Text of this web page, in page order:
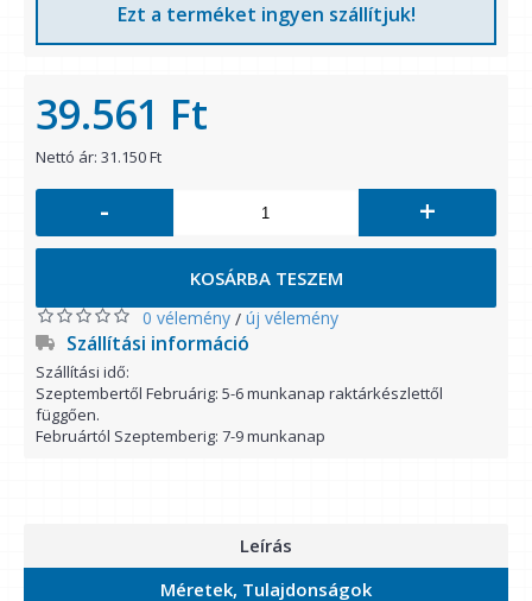
Ezt a terméket ingyen szállítjuk!
39.561 Ft
Nettó ár: 31.150 Ft
- +
KOSÁRBA TESZEM
0 vélemény / új vélemény
Szállítási információ
Szállítási idő:
Szeptembertől Februárig: 5-6 munkanap raktárkészlettől
függően.
Februártól Szeptemberig: 7-9 munkanap
Leírás
Méretek, Tulajdonságok